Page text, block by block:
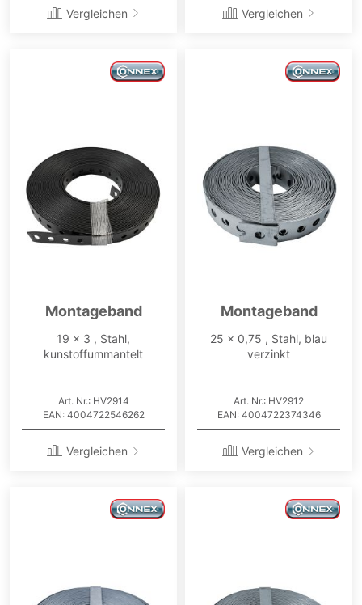
Vergleichen Vergleichen
Montageband
19 x 3 , Stahl,
kunstoffummantelt
Art. Nr.: HV2914
EAN: 4004722546262
Vergleichen
Montageband
25 x 0,75 , Stahl, blau
verzinkt
Art. Nr.: HV2912
EAN: 4004722374346
Vergleichen